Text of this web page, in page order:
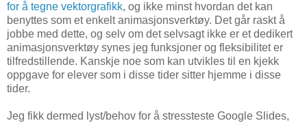
for å tegne vektorgrafikk, og ikke minst hvordan det kan
benyttes som et enkelt animasjonsverktøy. Det går raskt å
jobbe med dette, og selv om det selvsagt ikke er et dedikert
animasjonsverktøy synes jeg funksjoner og fleksibilitet er
tilfredstillende. Kanskje noe som kan utvikles til en kjekk
oppgave for elever som i disse tider sitter hjemme i disse
tider.
Jeg fikk dermed lyst/behov for å stressteste Google Slides,